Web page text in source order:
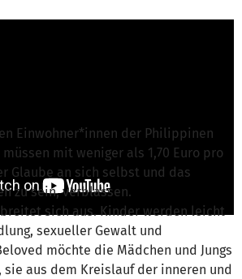
Einwohner*innen der Philippinen
mit weniger als 1,70 Euro pro
Glaube an sich selbst und das
zu sein, verblassen.
sich aus. Kinder werden leicht
sexueller Gewalt und
möchte die Mädchen und Jungs
sie aus dem Kreislauf der inneren und